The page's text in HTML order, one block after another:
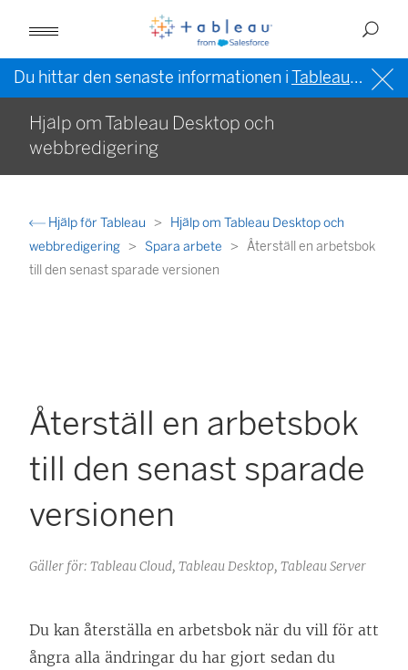
Du hittar den senaste informationen iTableau-hjälpen på engelska (USA)
Hjälp om Tableau Desktop och
webbredigering
Hjälp för Tableau
Hjälp om Tableau Desktop och
webbredigering
Spara arbete
Återställ en arbetsbok
till den senast sparade versionen
Återställ en arbetsbok
till den senast sparade
versionen
Gäller för: Tableau Cloud, Tableau Desktop, Tableau Server
Du kan återställa en arbetsbok när du vill för att
ångra alla ändringar du har gjort sedan du